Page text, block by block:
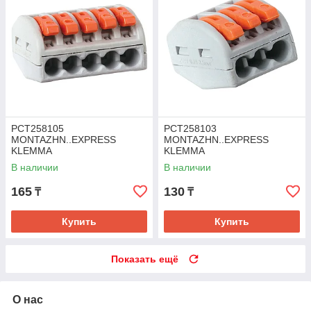
PCT258105
MONTAZHN..EXPRESS
KLEMMA
В наличии
165 ₸
Купить
PCT258103
MONTAZHN..EXPRESS
KLEMMA
В наличии
130 ₸
Купить
Показать ещё
О нас